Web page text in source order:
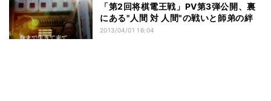
「第2回将棋電王戦」PV第3弾公開、裏
にある"人間 対 人間"の戦いと師弟の絆
2013/04/01 16:04